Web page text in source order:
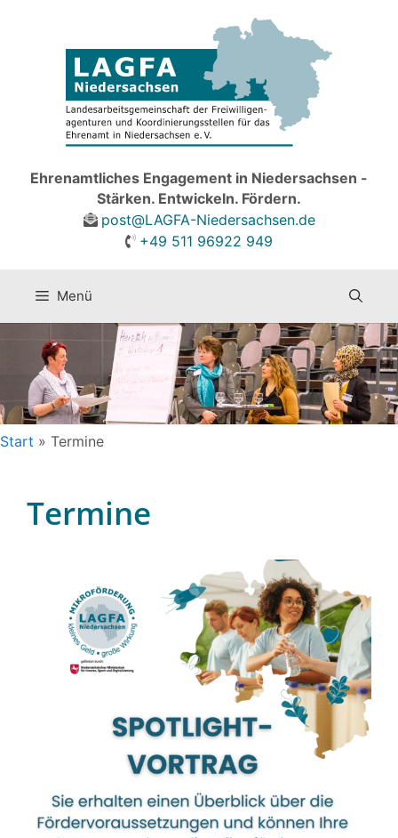
Ehrenamtliches Engagement in Niedersachsen -
Stärken. Entwickeln. Fördern.
post@LAGFA-Niedersachsen.de
+49 511 96922 949
Menü
Start » Termine
Termine